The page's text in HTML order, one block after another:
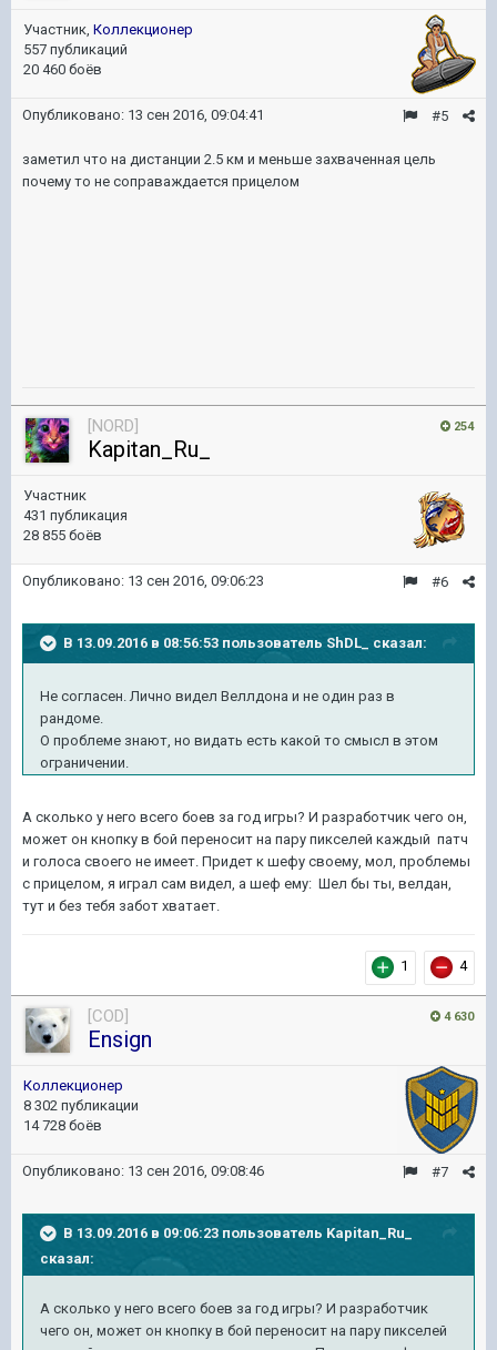
Участник, Коллекционер
557 публикаций
20 460 боёв
#5
Опубликовано: 13 сен 2016, 09:04:41
заметил что на дистанции 2.5 км и меньше захваченная цель
почему то не соправаждается прицелом
254
[NORD]
Kapitan_Ru_
Участник
431 публикация
28 855 боёв
#6
Опубликовано: 13 сен 2016, 09:06:23
В 13.09.2016 в 08:56:53 пользователь ShDL_ сказал:
Не согласен. Лично видел Веллдона и не один раз в
рандоме.
О проблеме знают, но видать есть какой то смысл в этом
ограничении.
А сколько у него всего боев за год игры? И разработчик чего он,
может он кнопку в бой переносит на пару пикселей каждый патч
и голоса своего не имеет. Придет к шефу своему, мол, проблемы
с прицелом, я играл сам видел, а шеф ему: Шел бы ты, велдан,
тут и без тебя забот хватает.
1 4
4 630
[COD]
Ensign
Коллекционер
8 302 публикации
14 728 боёв
#7
Опубликовано: 13 сен 2016, 09:08:46
В 13.09.2016 в 09:06:23 пользователь Kapitan_Ru_
сказал:
А сколько у него всего боев за год игры? И разработчик
чего он, может он кнопку в бой переносит на пару пикселей